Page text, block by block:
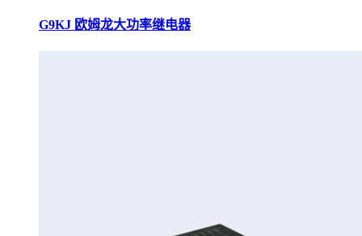
G9KJ 欧姆龙大功率继电器